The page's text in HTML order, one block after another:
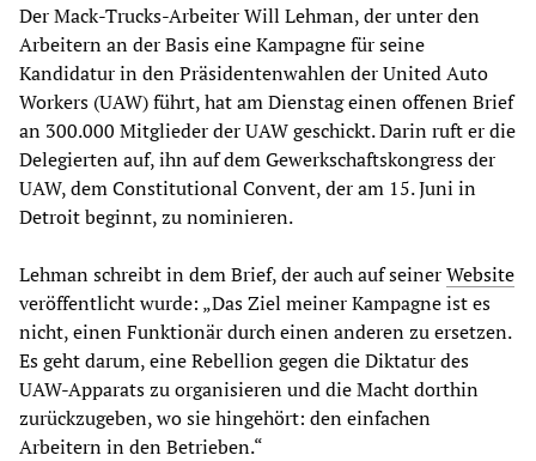
Der Mack-Trucks-Arbeiter Will Lehman, der unter den
Arbeitern an der Basis eine Kampagne für seine
Kandidatur in den Präsidentenwahlen der United Auto
Workers (UAW) führt, hat am Dienstag einen offenen Brief
an 300.000 Mitglieder der UAW geschickt. Darin ruft er die
Delegierten auf, ihn auf dem Gewerkschaftskongress der
UAW, dem Constitutional Convent, der am 15. Juni in
Detroit beginnt, zu nominieren.
Lehman schreibt in dem Brief, der auch auf seinerWebsite
veröffentlicht wurde: „Das Ziel meiner Kampagne ist es
nicht, einen Funktionär durch einen anderen zu ersetzen.
Es geht darum, eine Rebellion gegen die Diktatur des
UAW-Apparats zu organisieren und die Macht dorthin
zurückzugeben, wo sie hingehört: den einfachen
Arbeitern in den Betrieben.“